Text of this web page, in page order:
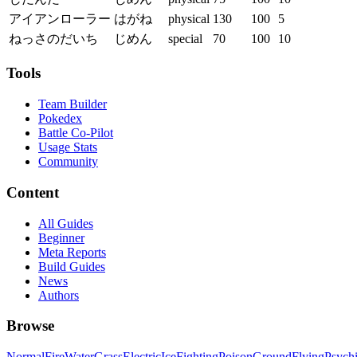
アイアンローラー はがね physical 130 100
5
ねっさのだいち
じめん special 70 100 10
Tools
Team Builder
Pokedex
Battle Co-Pilot
Usage Stats
Community
Content
All Guides
Beginner
Meta Reports
Build Guides
News
Authors
Browse